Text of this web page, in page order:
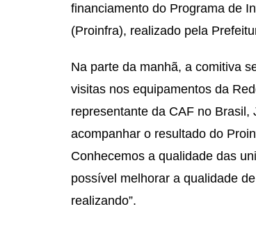
financiamento do Programa de
(Proinfra), realizado pela
Na parte da manhã, a comitiva
visitas nos equipamentos da
representante da CAF no Brasil,
acompanhar o resultado do
Conhecemos a qualidade das
possível melhorar a qualidade
realizando”.